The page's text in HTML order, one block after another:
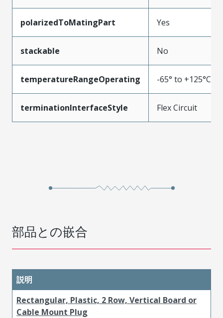
polarizedToMatingPart Yes
stackable No
temperatureRangeOperating -65° to +125°C
terminationInterfaceStyle Flex Circuit
部品との嵌合
説明
Rectangular, Plastic, 2 Row, Vertical Board or
Cable Mount Plug